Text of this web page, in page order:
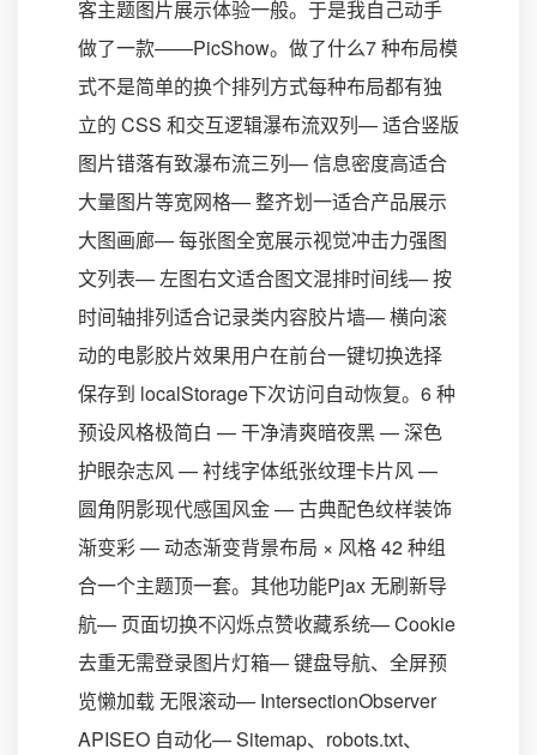
客主题图片展示体验一般。于是我自己动手
做了一款——PicShow。做了什么7 种布局模
式不是简单的换个排列方式每种布局都有独
立的 CSS 和交互逻辑瀑布流双列— 适合竖版
图片错落有致瀑布流三列— 信息密度高适合
大量图片等宽网格— 整齐划一适合产品展示
大图画廊— 每张图全宽展示视觉冲击力强图
文列表— 左图右文适合图文混排时间线— 按
时间轴排列适合记录类内容胶片墙— 横向滚
动的电影胶片效果用户在前台一键切换选择
保存到 localStorage下次访问自动恢复。6 种
预设风格极简白 — 干净清爽暗夜黑 — 深色
护眼杂志风 — 衬线字体纸张纹理卡片风 —
圆角阴影现代感国风金 — 古典配色纹样装饰
渐变彩 — 动态渐变背景布局 × 风格 42 种组
合一个主题顶一套。其他功能Pjax 无刷新导
航— 页面切换不闪烁点赞收藏系统— Cookie
去重无需登录图片灯箱— 键盘导航、全屏预
览懒加载 无限滚动— IntersectionObserver
APISEO 自动化— Sitemap、robots.txt、